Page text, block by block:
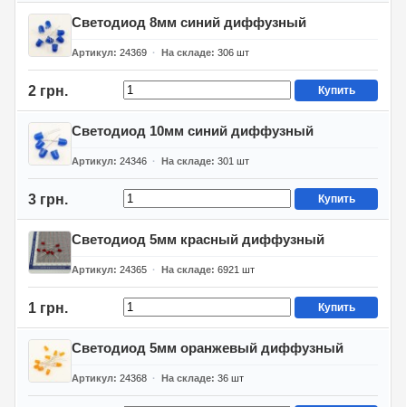
Светодиод 8мм синий диффузный
Артикул 24369 На складе 306 шт
2 грн. Купить
Светодиод 10мм синий диффузный
Артикул 24346 На складе 301 шт
3 грн. Купить
Светодиод 5мм красный диффузный
Артикул 24365 На складе 6921 шт
1 грн. Купить
Светодиод 5мм оранжевый диффузный
Артикул 24368 На складе 36 шт